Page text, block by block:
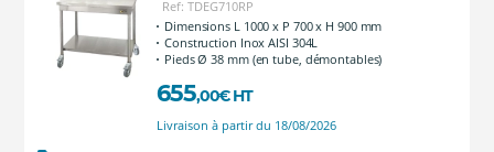
Ref: TDEG710RP
Dimensions L 1000 x P 700 x H 900 mm
Construction Inox AISI 304L
Pieds Ø 38 mm (en tube, démontables)
655,00€ HT
Livraison à partir du 18/08/2026